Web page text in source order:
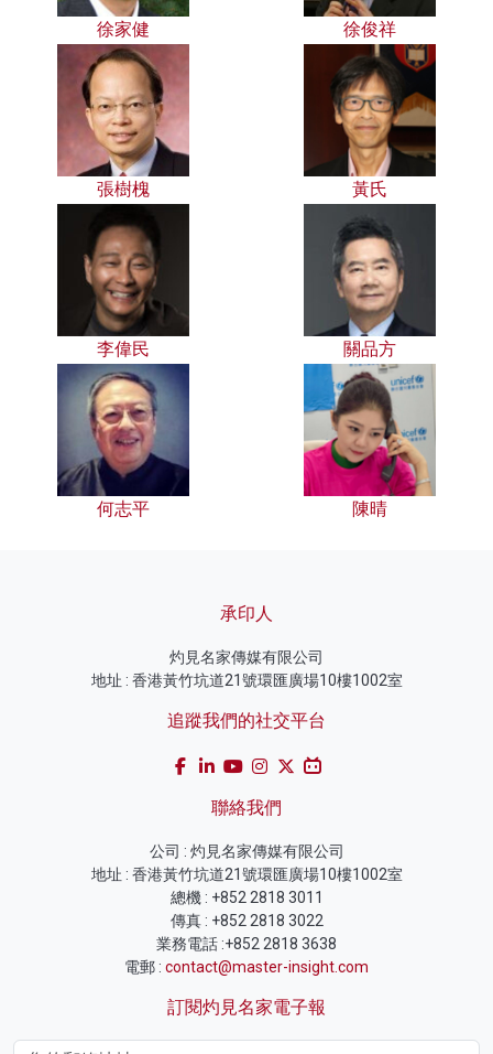
徐家健 徐俊祥
張樹槐 黃氏
李偉民 關品方
何志平 陳晴
承印人
灼見名家傳媒有限公司
地址 : 香港黃竹坑道21號環匯廣場10樓1002室
追蹤我們的社交平台
聯絡我們
公司 : 灼見名家傳媒有限公司
地址 : 香港黃竹坑道21號環匯廣場10樓1002室
總機 : +852 2818 3011
傳真 : +852 2818 3022
業務電話 :+852 2818 3638
電郵 : contact@master-insight.com
訂閱灼見名家電子報